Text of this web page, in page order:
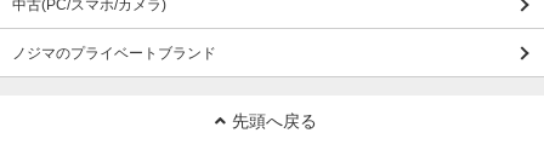
中古(PC/スマホ/カメラ)
ノジマのプライベートブランド
先頭へ戻る